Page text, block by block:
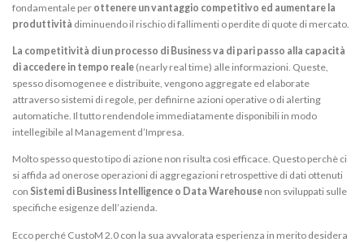
fondamentale per ottenere un vantaggio competitivo ed aumentare la
produttività diminuendo il rischio di fallimenti o perdite di quote di mercato.
La competitività di un processo di Business va di pari passo alla capacità
di accedere in tempo reale (nearly real time) alle informazioni. Queste,
spesso disomogenee e distribuite, vengono aggregate ed elaborate
attraverso sistemi di regole, per definirne azioni operative o di alerting
automatiche. Il tutto rendendole immediatamente disponibili in modo
intellegibile al Management d’Impresa.
Molto spesso questo tipo di azione non risulta così efficace. Questo perchè ci
si affida ad onerose operazioni di aggregazioni retrospettive di dati ottenuti
con Sistemi di Business Intelligence o Data Warehouse non sviluppati sulle
specifiche esigenze dell’azienda.
Ecco perché CustoM 2.0 con la sua avvalorata esperienza in merito desidera